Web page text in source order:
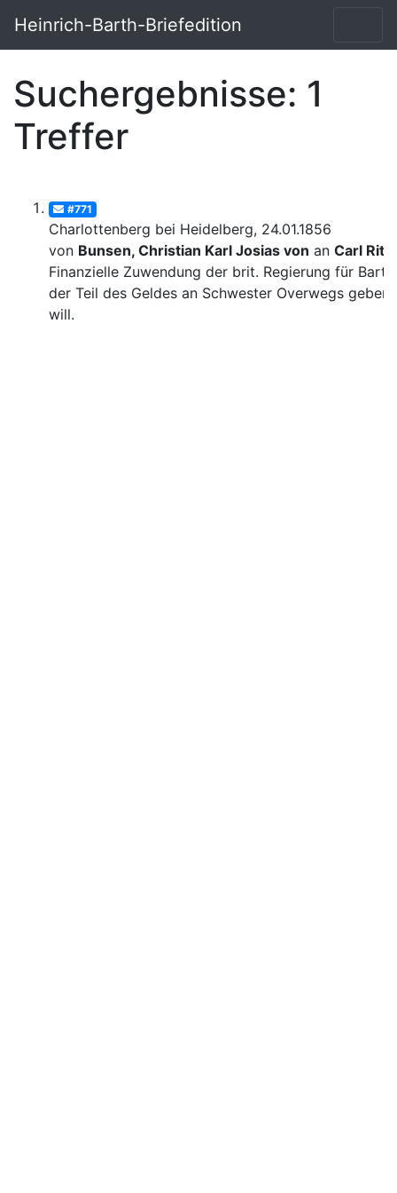
Heinrich-Barth-Briefedition
Suchergebnisse: 1
Treffer
#771
Charlottenberg bei Heidelberg, 24.01.1856
von Bunsen, Christian Karl Josias von an Carl
Finanzielle Zuwendung der brit. Regierung für Barth,
der Teil des Geldes an Schwester Overwegs geben
will.